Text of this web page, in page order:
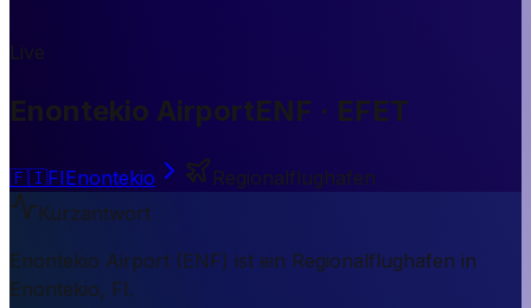
Live
Enontekio AirportENF · EFET
🇫🇮FIEnontekio
Regionalflughafen
Kurzantwort
Enontekio Airport (ENF) ist ein Regionalflughafen in
Enontekio, FI.